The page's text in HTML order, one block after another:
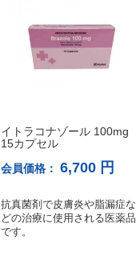
イトラコナゾール 100mg
15カプセル
会員価格： 6,700 円
抗真菌剤で皮膚炎や脂漏症な
どの治療に使用される医薬品
です。